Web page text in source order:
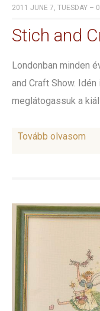
2011 JUNE 7, TUESDAY –
Stich and
Londonban minden
and Craft Show.
meglátogassuk a
Tovább olvasom